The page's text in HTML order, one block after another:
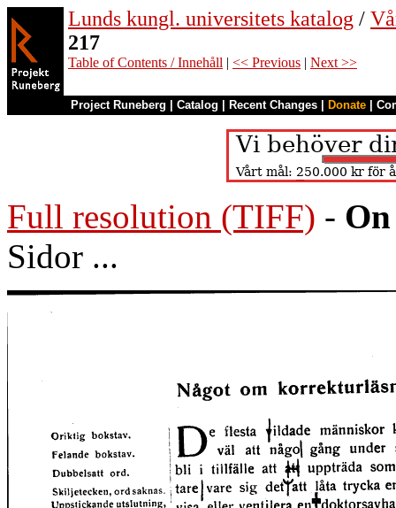
Lunds kungl. universitets katalog /
217
Table of Contents / Innehåll | << Previous | Next >>
Project Runeberg Catalog Recent Changes Donate
Full resolution (TIFF) -
Sidor ...